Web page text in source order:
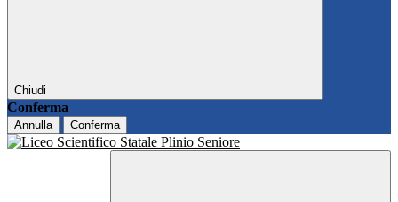
Chiudi
Conferma
Annulla Conferma